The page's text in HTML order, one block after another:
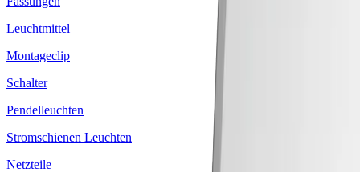
Leuchtmittel
Montageclip
Schalter
Pendelleuchten
Stromschienen Leuchten
Netzteile